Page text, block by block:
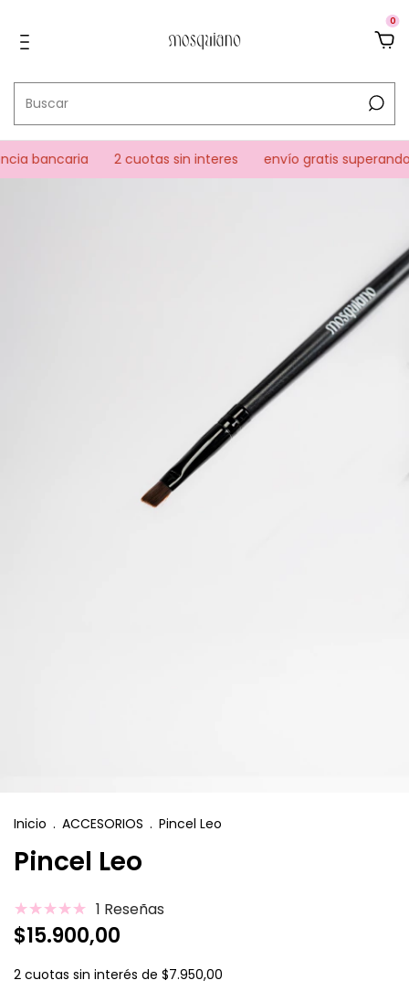
0
bancaria 2 cuotas sin interes envío gratis superando
Inicio . ACCESORIOS . Pincel Leo
Pincel Leo
1 Reseñas
$15.900,00
2 cuotas sin interés de $7.950,00